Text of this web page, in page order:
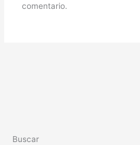
comentario.
Buscar